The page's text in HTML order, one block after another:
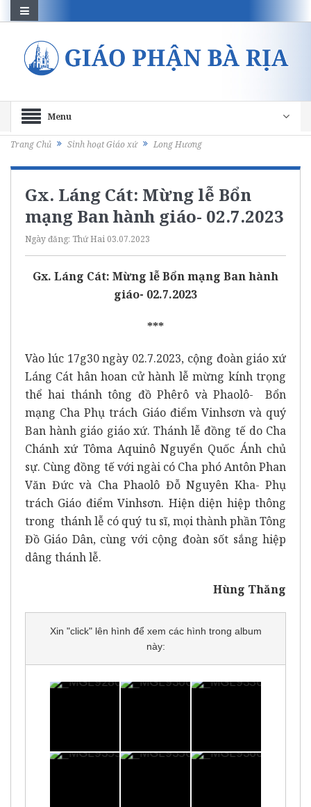
Menu
Trang Chủ Sinh hoạt Giáo xứ Long Hương
Gx. Láng Cát: Mừng lễ Bổn
mạng Ban hành giáo- 02.7.2023
Ngày đăng: Thứ Hai 03.07.2023
Gx. Láng Cát: Mừng lễ Bổn mạng Ban hành
giáo- 02.7.2023
***
Vào lúc 17g30 ngày 02.7.2023, cộng đoàn giáo xứ
Láng Cát hân hoan cử hành lễ mừng kính trọng
thể hai thánh tông đồ Phêrô và Phaolô- Bổn
mạng Cha Phụ trách Giáo điểm Vinhsơn và quý
Ban hành giáo giáo xứ. Thánh lễ đồng tế do Cha
Chánh xứ Tôma Aquinô Nguyển Quốc Ánh chủ
sự. Cùng đồng tế với ngài có Cha phó Antôn Phan
Văn Đức và Cha Phaolô Đỗ Nguyên Kha- Phụ
trách Giáo điểm Vinhsơn. Hiện diện hiệp thông
trong thánh lễ có quý tu sĩ, mọi thành phần Tông
Đồ Giáo Dân, cùng với cộng đoàn sốt sắng hiệp
dâng thánh lễ.
Hùng Thăng
Xin "click" lên hình để xem các hình trong album
này: